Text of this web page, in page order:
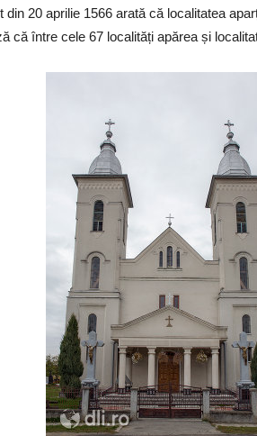
20 aprilie 1566 arată că localitatea
că între cele 67 localități apărea și